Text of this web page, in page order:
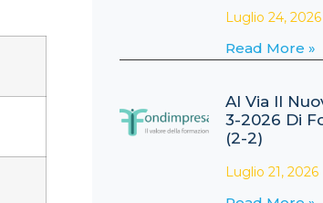
Luglio 24, 2026
Read More »
Al Via Il
3-2026 Di
(2-2)
Luglio 21, 2026